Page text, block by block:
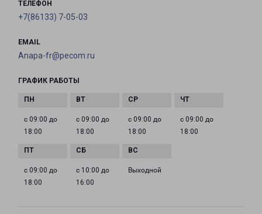
ТЕЛЕФОН
+7(86133) 7-05-03
EMAIL
Anapa-fr@pecom.ru
ГРАФИК РАБОТЫ
с 09:00 до
18:00
с 09:00 до
18:00
с 09:00 до
18:00
с 09:00 до
18:00
с 09:00 до
18:00
с 10:00 до
16:00
Выходной